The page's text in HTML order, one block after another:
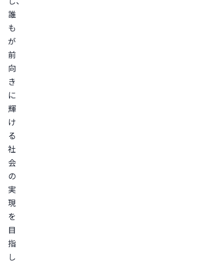
誰
も
が
前
向
き
に
輝
け
る
社
会
の
実
現
を
目
指
し